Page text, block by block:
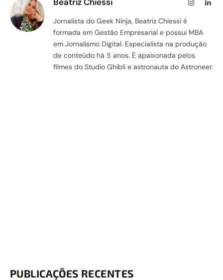
Instagram
Jornalista do Geek Ninja, Beatriz Chiessi é
formada em Gestão Empresarial e possui MBA
em Jornalismo Digital. Especialista na produção
de conteúdo há 5 anos. É apaixonada pelos
filmes do Studio Ghibli e astronauta do Astroneer.
PUBLICAÇÕES RECENTES